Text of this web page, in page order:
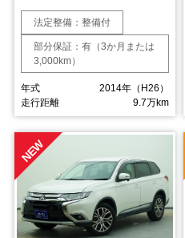
法定整備：整備付
部分保証：有（3か月または
3,000km）
年式
2014年（H26）
走行距離
9.7万km